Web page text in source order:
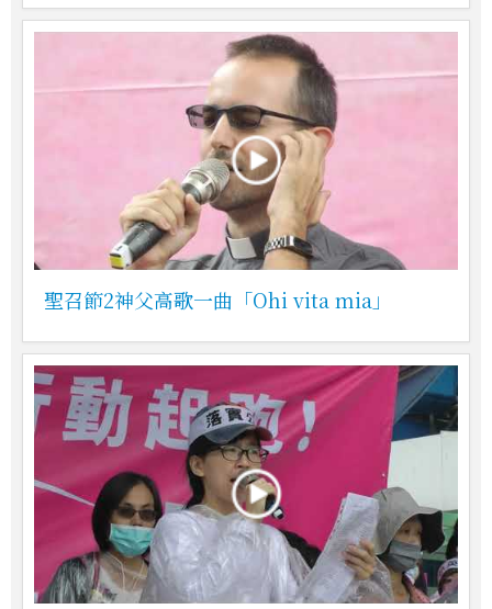
聖召節2神父高歌一曲「Ohi vita mia」